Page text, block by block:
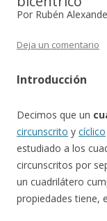
Por Rubén
Deja un comentario
Introducción
Decimos que un
circunscrito y cíclico
estudiado a los
circunscritos por
un cuadrilátero
propiedades tiene,